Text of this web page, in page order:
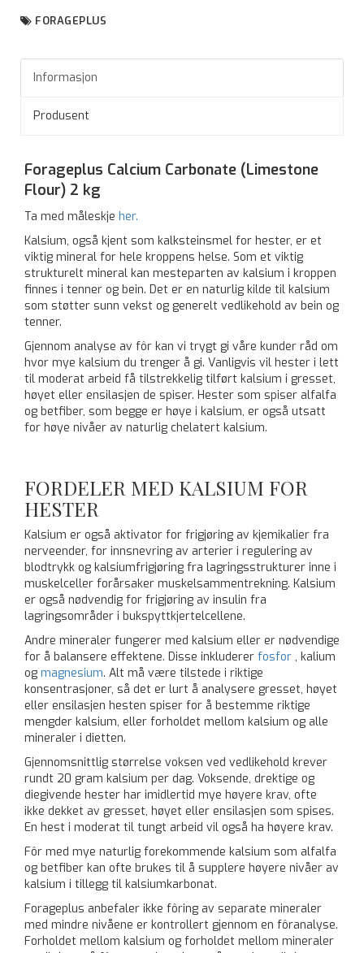
FORAGEPLUS
Informasjon
Produsent
Forageplus Calcium Carbonate (Limestone
Flour) 2 kg
Ta med måleskje her.
Kalsium, også kjent som kalksteinsmel for hester, er et
viktig mineral for hele kroppens helse. Som et viktig
strukturelt mineral kan mesteparten av kalsium i kroppen
finnes i tenner og bein. Det er en naturlig kilde til kalsium
som støtter sunn vekst og generelt vedlikehold av bein og
tenner.
Gjennom analyse av fôr kan vi trygt gi våre kunder råd om
hvor mye kalsium du trenger å gi. Vanligvis vil hester i lett
til moderat arbeid få tilstrekkelig tilført kalsium i gresset,
høyet eller ensilasjen de spiser. Hester som spiser alfalfa
og betfiber, som begge er høye i kalsium, er også utsatt
for høye nivåer av naturlig chelatert kalsium.
FORDELER MED KALSIUM FOR
HESTER
Kalsium er også aktivator for frigjøring av kjemikalier fra
nerveender, for innsnevring av arterier i regulering av
blodtrykk og kalsiumfrigjøring fra lagringsstrukturer inne i
muskelceller forårsaker muskelsammentrekning. Kalsium
er også nødvendig for frigjøring av insulin fra
lagringsområder i bukspyttkjertelcellene.
Andre mineraler fungerer med kalsium eller er nødvendige
for å balansere effektene. Disse inkluderer fosfor , kalium
og magnesium. Alt må være tilstede i riktige
konsentrasjoner, så det er lurt å analysere gresset, høyet
eller ensilasjen hesten spiser for å bestemme riktige
mengder kalsium, eller forholdet mellom kalsium og alle
mineraler i dietten.
Gjennomsnittlig størrelse voksen ved vedlikehold krever
rundt 20 gram kalsium per dag. Voksende, drektige og
diegivende hester har imidlertid mye høyere krav, ofte
ikke dekket av gresset, høyet eller ensilasjen som spises.
En hest i moderat til tungt arbeid vil også ha høyere krav.
Fôr med mye naturlig forekommende kalsium som alfalfa
og betfiber kan ofte brukes til å supplere høyere nivåer av
kalsium i tillegg til kalsiumkarbonat.
Forageplus anbefaler ikke fôring av separate mineraler
med mindre nivåene er kontrollert gjennom en fôranalyse.
Forholdet mellom kalsium og forholdet mellom mineraler